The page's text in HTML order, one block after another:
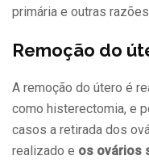
primária e outras
Remoção do
A remoção do útero é
como histerectomia, e
casos a retirada dos
realizado e os ovários